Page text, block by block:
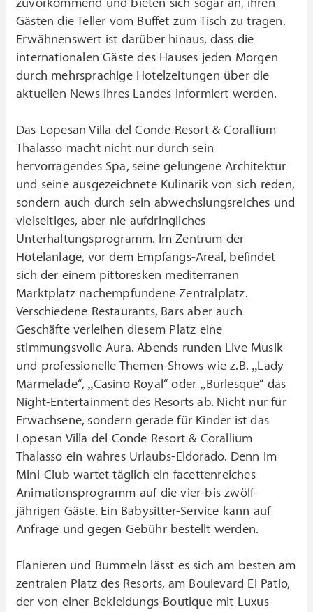
zuvorkommend und bieten sich sogar an, ihren
Gästen die Teller vom Buffet zum Tisch zu tragen.
Erwähnenswert ist darüber hinaus, dass die
internationalen Gäste des Hauses jeden Morgen
durch mehrsprachige Hotelzeitungen über die
aktuellen News ihres Landes informiert werden.
Das Lopesan Villa del Conde Resort & Corallium
Thalasso macht nicht nur durch sein
hervorragendes Spa, seine gelungene Architektur
und seine ausgezeichnete Kulinarik von sich reden,
sondern auch durch sein abwechslungsreiches und
vielseitiges, aber nie aufdringliches
Unterhaltungsprogramm. Im Zentrum der
Hotelanlage, vor dem Empfangs-Areal, befindet
sich der einem pittoresken mediterranen
Marktplatz nachempfundene Zentralplatz.
Verschiedene Restaurants, Bars aber auch
Geschäfte verleihen diesem Platz eine
stimmungsvolle Aura. Abends runden Live Musik
und professionelle Themen-Shows wie z.B. „Lady
Marmelade“, „Casino Royal“ oder „Burlesque“ das
Night-Entertainment des Resorts ab. Nicht nur für
Erwachsene, sondern gerade für Kinder ist das
Lopesan Villa del Conde Resort & Corallium
Thalasso ein wahres Urlaubs-Eldorado. Denn im
Mini-Club wartet täglich ein facettenreiches
Animationsprogramm auf die vier-bis zwölf-
jährigen Gäste. Ein Babysitter-Service kann auf
Anfrage und gegen Gebühr bestellt werden.
Flanieren und Bummeln lässt es sich am besten am
zentralen Platz des Resorts, am Boulevard El Patio,
der von einer Bekleidungs-Boutique mit Luxus-